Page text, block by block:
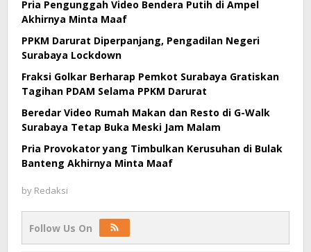
Pria Pengunggah Video Bendera Putih di Ampel
Akhirnya Minta Maaf
PPKM Darurat Diperpanjang, Pengadilan Negeri
Surabaya Lockdown
Fraksi Golkar Berharap Pemkot Surabaya Gratiskan
Tagihan PDAM Selama PPKM Darurat
Beredar Video Rumah Makan dan Resto di G-Walk
Surabaya Tetap Buka Meski Jam Malam
Pria Provokator yang Timbulkan Kerusuhan di Bulak
Banteng Akhirnya Minta Maaf
by Redaksi
Follow Us On